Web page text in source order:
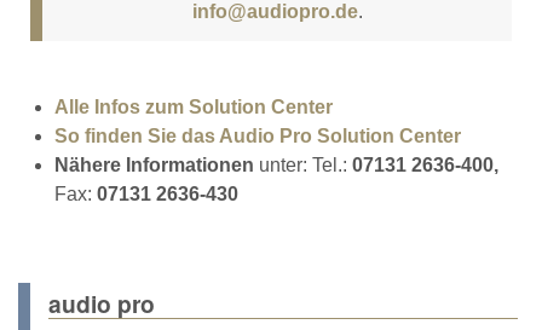
info@audiopro.de.
Alle Infos zum Solution Center
So finden Sie das Audio Pro Solution Center
Nähere Informationen unter: Tel.: 07131 2636-400,
Fax: 07131 2636-430
audio pro